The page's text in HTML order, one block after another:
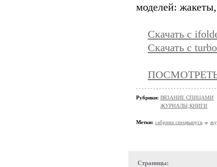
моделей:
Скачать с
Скачать с
ПОСМОТРЕТЬ
Рубрики: ВЯЗАНИЕ СПИЦАМИ
ЖУРНАЛЫ,КНИГИ
Метки: сабрина спецвыпуск
Страницы: